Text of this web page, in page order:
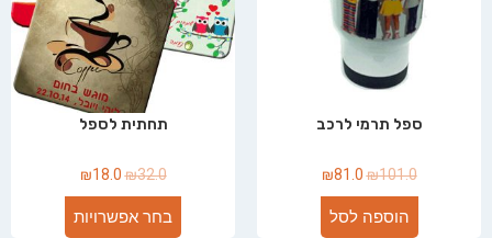
ספל תרמי לרכב
₪101.0
₪81.0
הוספה לסל
תחתית לספל
₪32.0
₪18.0
בחר אפשרויות